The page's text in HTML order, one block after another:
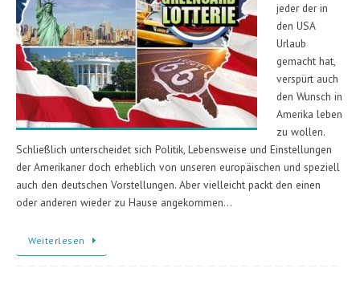
jeder der in
den USA
Urlaub
gemacht hat,
verspürt auch
den Wunsch in
Amerika leben
zu wollen.
Schließlich unterscheidet sich Politik, Lebensweise und Einstellungen
der Amerikaner doch erheblich von unseren europäischen und speziell
auch den deutschen Vorstellungen. Aber vielleicht packt den einen
oder anderen wieder zu Hause angekommen…
Weiterlesen